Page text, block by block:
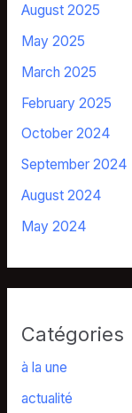
August 2025
May 2025
March 2025
February 2025
October 2024
September 2024
August 2024
May 2024
Catégories
à la une
actualité